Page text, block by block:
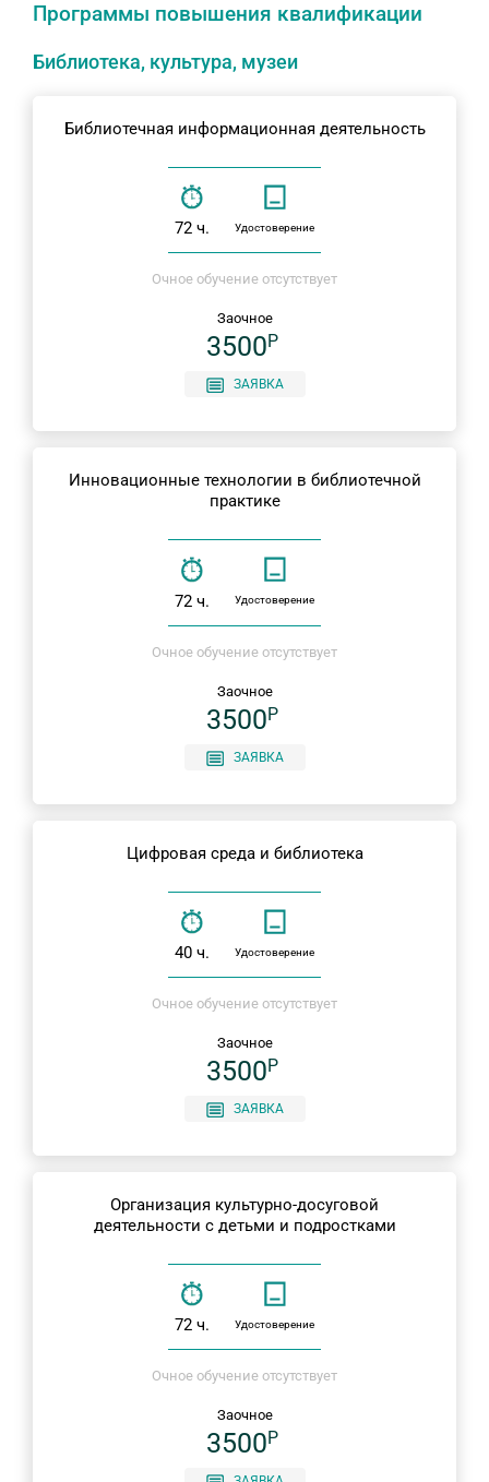
Программы повышения квалификации
Библиотека, культура, музеи
Библиотечная информационная деятельность
72 ч. Удостоверение
Очное обучение отсутствует
Заочное
3500P
ЗАЯВКА
Инновационные технологии в библиотечной
практике
72 ч. Удостоверение
Очное обучение отсутствует
Заочное
3500P
ЗАЯВКА
Цифровая среда и библиотека
40 ч. Удостоверение
Очное обучение отсутствует
Заочное
3500P
ЗАЯВКА
Организация культурно-досуговой
деятельности с детьми и подростками
72 ч. Удостоверение
Очное обучение отсутствует
Заочное
3500P